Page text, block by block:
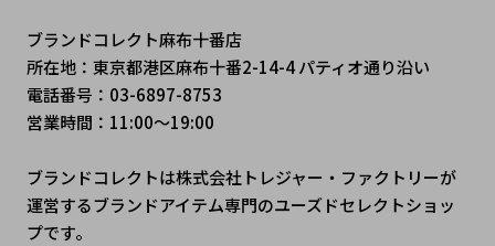
ブランドコレクト麻布十番店
所在地：東京都港区麻布十番2-14-4 パティオ通り沿い
電話番号：03-6897-8753
営業時間：11:00～19:00
ブランドコレクトは株式会社トレジャー・ファクトリーが
運営するブランドアイテム専門のユーズドセレクトショッ
プです。